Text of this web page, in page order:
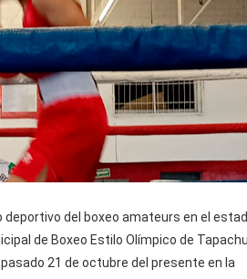
del boxeo amateurs en el
de Boxeo Estilo Olímpico de
21 de octubre del presente en la